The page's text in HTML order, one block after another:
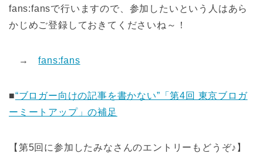
fans:fansで行いますので、参加したいという人はあら
かじめご登録しておきてくださいね～！
→fans:fans
■“ブロガー向けの記事を書かない”「第4回 東京ブロガ
ーミートアップ」の補足
【第5回に参加したみなさんのエントリーもどうぞ♪】